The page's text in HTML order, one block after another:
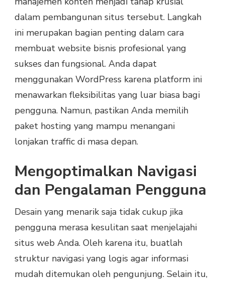
dalam pembangunan situs tersebut. Langkah
ini merupakan bagian penting dalam cara
membuat website bisnis profesional yang
sukses dan fungsional. Anda dapat
menggunakan WordPress karena platform ini
menawarkan fleksibilitas yang luar biasa bagi
pengguna. Namun, pastikan Anda memilih
paket hosting yang mampu menangani
lonjakan traffic di masa depan.
Mengoptimalkan Navigasi
dan Pengalaman Pengguna
Desain yang menarik saja tidak cukup jika
pengguna merasa kesulitan saat menjelajahi
situs web Anda. Oleh karena itu, buatlah
struktur navigasi yang logis agar informasi
mudah ditemukan oleh pengunjung. Selain itu,